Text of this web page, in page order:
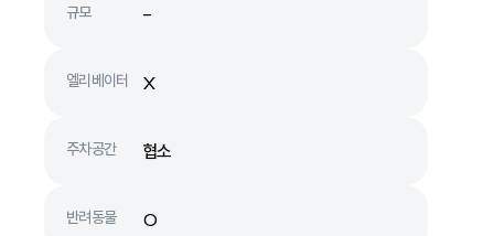
규모 -
엘리베이터 X
주차공간 협소
반려동물 O